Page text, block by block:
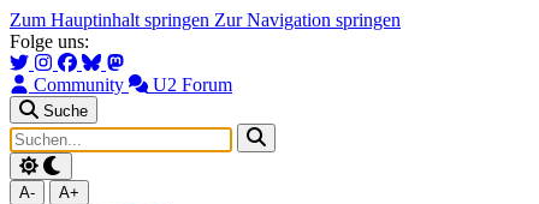
Zum Hauptinhalt springen Zur Navigation springen
Folge uns:
Community U2 Forum
Suche
A- A+